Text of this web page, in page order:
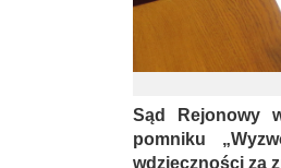
Sąd Rejonowy
pomniku
wdzięczności za